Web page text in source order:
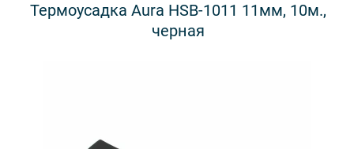
Термоусадка Aura HSB-1011 11мм, 10м.,
черная